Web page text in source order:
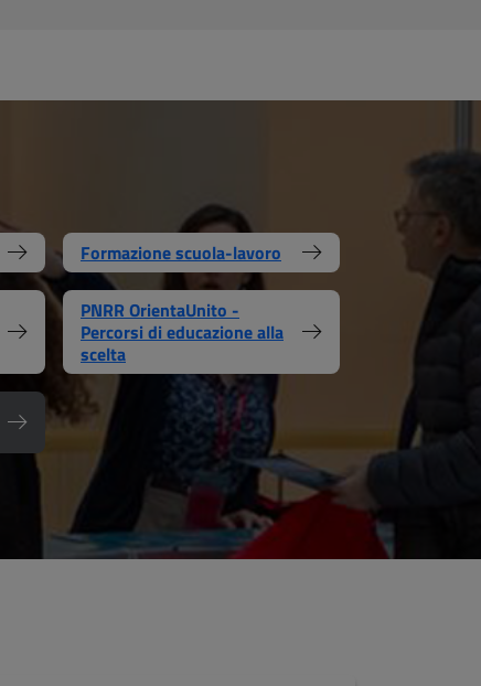
Formazione scuola-lavoro
PNRR OrientaUnito -
Percorsi di educazione alla
scelta